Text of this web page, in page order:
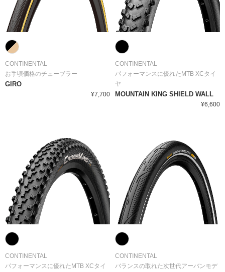
CONTINENTAL
お手頃価格のチューブラー
GIRO
¥7,700
CONTINENTAL
パフォーマンスに優れたMTB XCタイ
ヤ
MOUNTAIN KING SHIELD WALL
¥6,600
CONTINENTAL
パフォーマンスに優れたMTB XCタイ
CONTINENTAL
バランスの取れた次世代アーバンモデ